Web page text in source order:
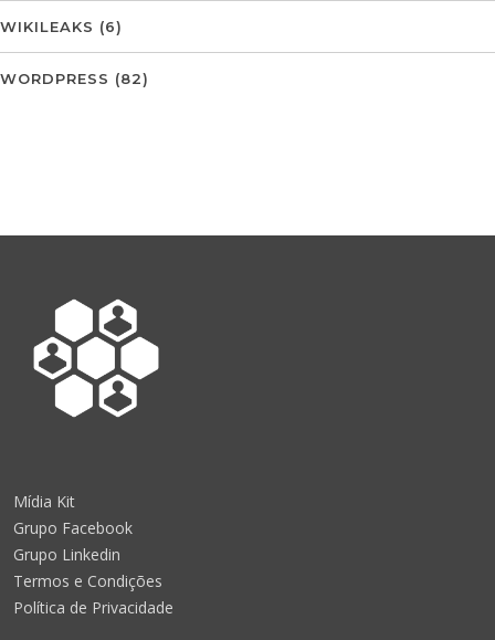
WIKILEAKS (6)
WORDPRESS (82)
Mídia Kit
Grupo Facebook
Grupo Linkedin
Termos e Condições
Política de Privacidade